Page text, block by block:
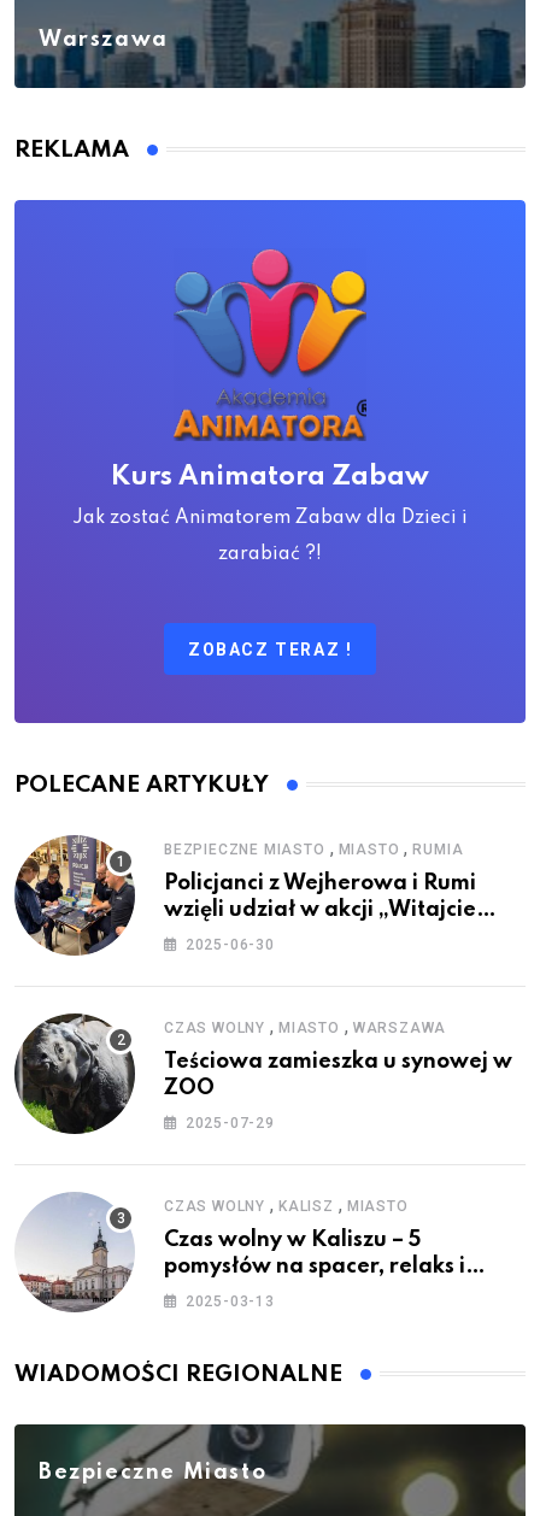
Warszawa
REKLAMA
Kurs Animatora Zabaw
Jak zostać Animatorem Zabaw dla Dzieci i
zarabiać ?!
ZOBACZ TERAZ !
POLECANE ARTYKUŁY
BEZPIECZNE MIASTO , MIASTO ,RUMIA
Policjanci z Wejherowa i Rumi
wzięli udział w akcji „Witajcie
Wakacje”
2025-06-30
CZAS WOLNY , MIASTO , WARSZAWA
Teściowa zamieszka u synowej w
ZOO
2025-07-29
CZAS WOLNY , KALISZ , MIASTO
Czas wolny w Kaliszu – 5
pomysłów na spacer, relaks i
rodzinne atrakcje
2025-03-13
WIADOMOŚCI REGIONALNE
Bezpieczne Miasto